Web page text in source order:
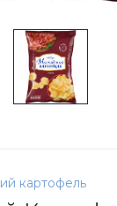
картофель